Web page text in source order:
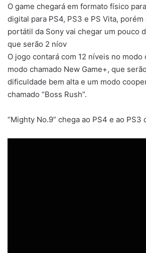
O game chegará em formato físico
digital para PS4, PS3 e PS Vita, porém
portátil da Sony vai chegar um pouco
que serão 2 níov
O jogo contará com 12 níveis no modo
modo chamado New Game+, que
dificuldade bem alta e um modo
chamado “Boss Rush”.
“Mighty No.9” chega ao PS4 e ao PS3